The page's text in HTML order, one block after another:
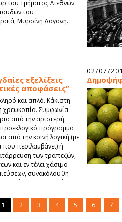
του Τμήματος Διεθνών
του
Μυρσίνη Δογάνη.
εξελίξεις
αποφάσεις”
και απλό. Κάκιστη
χρεωκοπία. Συμφωνία
από την αριστερή
πρόγραμμα
από την κοινή λογική (με
περιλαμβάνει) ή
των τραπεζών,
και εν τέλει χάσιμο
συνακόλουθη
από το οικονομικό
την Δευτέρα.
02/07/
1 2 3 4 5 6 7